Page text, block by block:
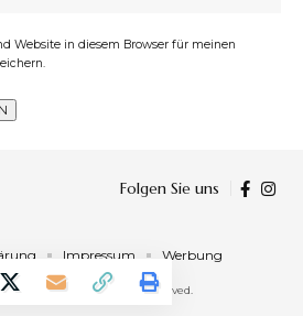
Website in diesem Browser für meinen
Folgen Sie uns
Magazin. All Rights Reserved.
Impressum Werbung